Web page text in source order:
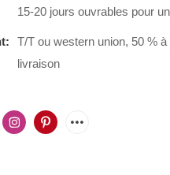
15-20 jours ouvrables pour
T/T ou western union, 50 %
livraison